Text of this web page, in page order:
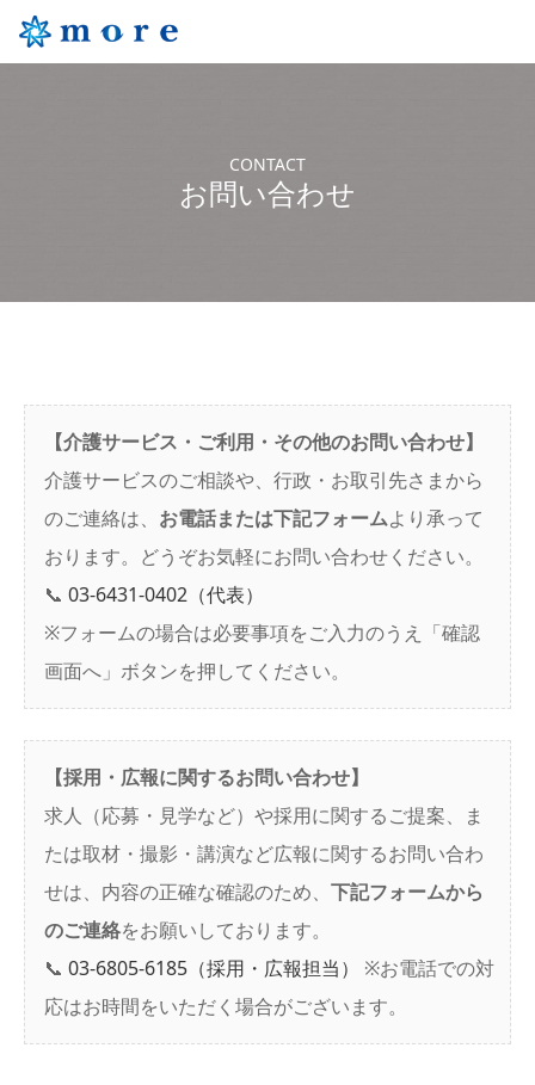
CONTACT
お問い合わせ
【介護サービス・ご利用・その他のお問い合わせ】
介護サービスのご相談や、行政・お取引先さまから
のご連絡は、 お電話または下記フォームより承って
おります。どうぞお気軽にお問い合わせください。
📞 03-6431-0402（代表）
※フォームの場合は必要事項をご入力のうえ「確認
画面へ」ボタンを押してください。
【採用・広報に関するお問い合わせ】
求人（応募・見学など）や採用に関するご提案、ま
たは取材・撮影・講演など広報に関するお問い合わ
せは、内容の正確な確認のため、 下記フォームから
のご連絡をお願いしております。
📞 03-6805-6185（採用・広報担当） ※お電話での対
応はお時間をいただく場合がございます。